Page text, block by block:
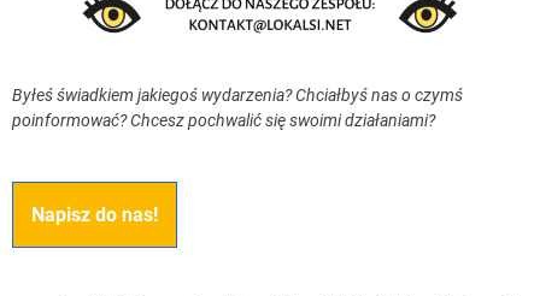
Byłeś świadkiem jakiegoś wydarzenia? Chciałbyś nas o czymś
poinformować? Chcesz pochwalić się swoimi działaniami?
Napisz do nas!